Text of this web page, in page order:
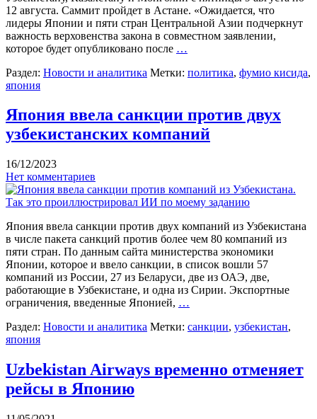
12 августа. Саммит пройдет в Астане. «Ожидается, что
лидеры Японии и пяти стран Центральной Азии подчеркнут
важность верховенства закона в совместном заявлении,
которое будет опубликовано после …
Раздел: Новости и аналитика Метки: политика, фумио кисида,
япония
Япония ввела санкции против двух
узбекистанских компаний
16/12/2023
Нет комментариев
Япония ввела санкции против двух компаний из Узбекистана
в числе пакета санкций против более чем 80 компаний из
пяти стран. По данным сайта министерства экономики
Японии, которое и ввело санкции, в список вошли 57
компаний из России, 27 из Беларуси, две из ОАЭ, две,
работающие в Узбекистане, и одна из Сирии. Экспортные
ограничения, введенные Японией, …
Раздел: Новости и аналитика Метки: санкции, узбекистан,
япония
Uzbekistan Airways временно отменяет
рейсы в Японию